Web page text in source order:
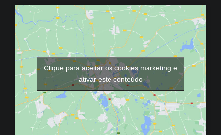
Clique para aceitar os cookies marketing e
ativar este conteúdo